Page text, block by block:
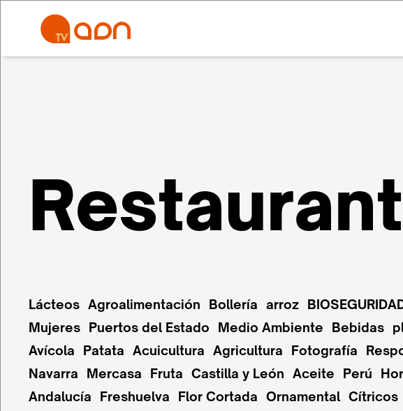
Lácteos Agroalimentación Bollería arroz
Mujeres Puertos del Estado Medio Ambiente Bebidas
Avícola
Patata Acuicultura Agricultura Fotografía
Navarra
Mercasa Fruta Castilla y León Aceite Perú
Andalucía
Freshuelva Flor Cortada Ornamental Cítricos